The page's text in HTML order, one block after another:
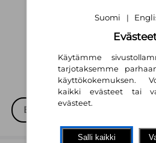
Suomi | English
Suomi |
Käytämme
tarjotaksemme
käyttökokemuksen.
kaikki evästeet tai
evästeet.
Salli kaikki